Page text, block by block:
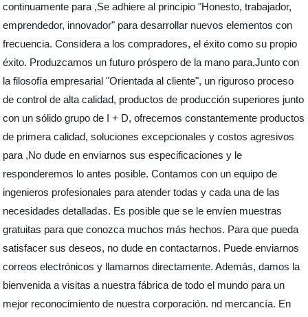
continuamente para ,Se adhiere al principio "Honesto, trabajador,
emprendedor, innovador" para desarrollar nuevos elementos con
frecuencia. Considera a los compradores, el éxito como su propio
éxito. Produzcamos un futuro próspero de la mano para,Junto con
la filosofía empresarial "Orientada al cliente", un riguroso proceso
de control de alta calidad, productos de producción superiores junto
con un sólido grupo de I + D, ofrecemos constantemente productos
de primera calidad, soluciones excepcionales y costos agresivos
para ,No dude en enviarnos sus especificaciones y le
responderemos lo antes posible. Contamos con un equipo de
ingenieros profesionales para atender todas y cada una de las
necesidades detalladas. Es posible que se le envíen muestras
gratuitas para que conozca muchos más hechos. Para que pueda
satisfacer sus deseos, no dude en contactarnos. Puede enviarnos
correos electrónicos y llamarnos directamente. Además, damos la
bienvenida a visitas a nuestra fábrica de todo el mundo para un
mejor reconocimiento de nuestra corporación. nd mercancía. En